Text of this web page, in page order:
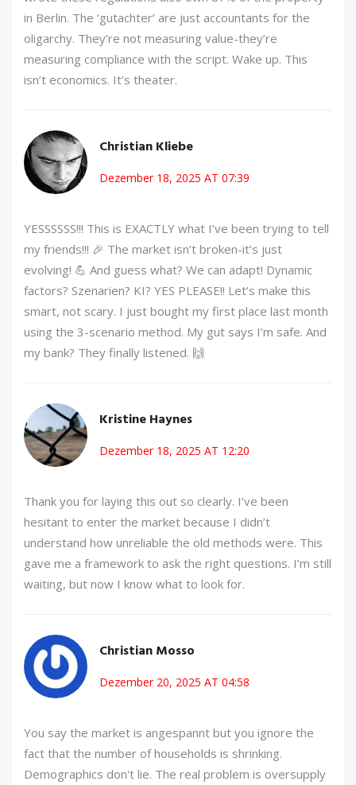
in Berlin. The ‘gutachter’ are just accountants for the
oligarchy. They’re not measuring value-they’re
measuring compliance with the script. Wake up. This
isn’t economics. It’s theater.
Christian Kliebe
Dezember 18, 2025 AT 07:39
YESSSSSS!!! This is EXACTLY what I’ve been trying to tell
my friends!!! 🎉 The market isn’t broken-it’s just
evolving! 💪 And guess what? We can adapt! Dynamic
factors? Szenarien? KI? YES PLEASE!! Let’s make this
smart, not scary. I just bought my first place last month
using the 3-scenario method. My gut says I’m safe. And
my bank? They finally listened. 🙌
Kristine Haynes
Dezember 18, 2025 AT 12:20
Thank you for laying this out so clearly. I’ve been
hesitant to enter the market because I didn’t
understand how unreliable the old methods were. This
gave me a framework to ask the right questions. I’m still
waiting, but now I know what to look for.
Christian Mosso
Dezember 20, 2025 AT 04:58
You say the market is angespannt but you ignore the
fact that the number of households is shrinking.
Demographics don't lie. The real problem is oversupply